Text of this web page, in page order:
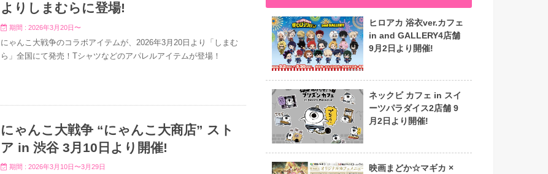
よりしまむらに登場!
期間 : 2026年3月20日〜
にゃんこ大戦争のコラボアイテムが、2026年3月20日より「しまむ
ら」全国にて発売！Tシャツなどのアパレルアイテムが登場！
にゃんこ大戦争 “にゃんこ大商店” スト
ア in 渋谷 3月10日より開催!
期間 : 2026年3月10日〜3月29日
ヒロアカ 浴衣ver.カフェ
in and GALLERY4店舗
9月2日より開催!
ネックビ カフェ in スイ
ーツパラダイス2店舗 9
月2日より開催!
映画まどか☆マギカ ×